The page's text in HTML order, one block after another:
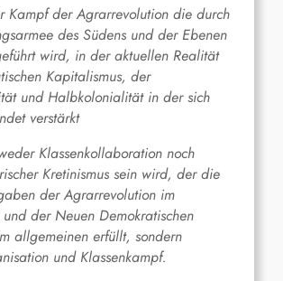
Kampf der Agrarrevolution die durch
des Südens und der Ebenen
wird, in der aktuellen Realität
Kapitalismus, der
und Halbkolonialität in der sich
verstärkt
Klassenkollaboration noch
Kretinismus sein wird, der die
der Agrarrevolution im
der Neuen Demokratischen
allgemeinen erfüllt, sondern
und Klassenkampf.